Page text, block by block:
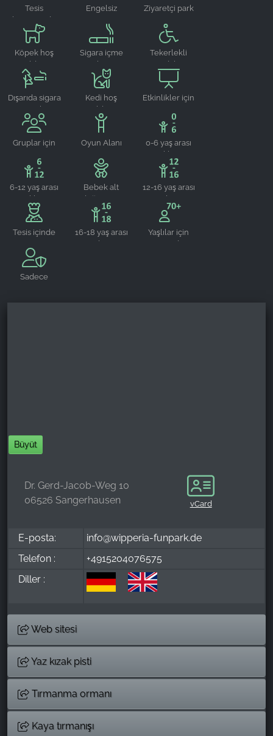
Tesis
bünyesinde
Bistro
Engelsiz
Ziyaretçi park
Köpek hoş
geldiniz
Sigara içme
alanı
Tekerlekli
sandalye
uygun
Dışarıda sigara
içme alanı
Kedi hoş
geldiniz
Etkinlikler için
Gruplar için
Oyun Alanı
0-6 yaş arası
çocuklar için
uygundur
6-12 yaş arası
çocuklar için
uygundur
Bebek alt
değiştirme
odası
12-16 yaş arası
gençler için
uygundur
Tesis içinde
16-18 yaş arası
gençler için
Yaşlılar için
uygundur
Sadece
Büyüt
Dr. Gerd-Jacob-Weg 10
06526 Sangerhausen
vCard
E-posta:
info@wipperia-funpark.de
Telefon :
+4915204076575
Diller :
Web sitesi
Yaz kızak pisti
Tırmanma ormanı
Kaya tırmanışı